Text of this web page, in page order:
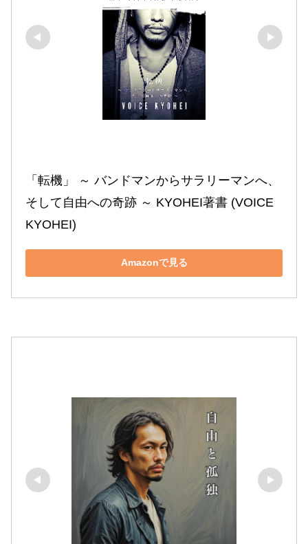
「転機」 ～ バンドマンからサラリーマンへ、
そして自由への奇跡 ～ KYOHEI著書 (VOICE
KYOHEI)
Amazonで見る